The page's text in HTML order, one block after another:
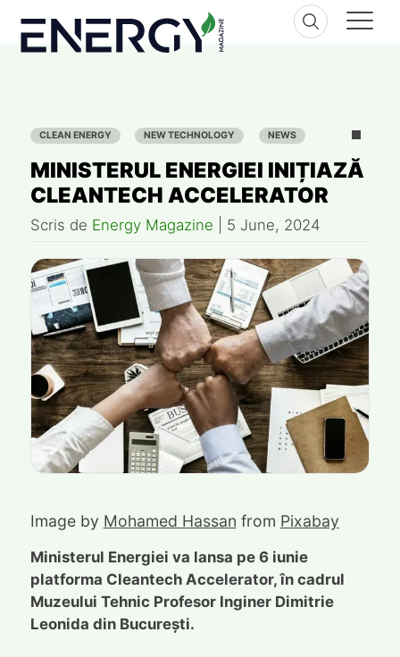
content
CLEAN ENERGY NEW TECHNOLOGY NEWS
MINISTERUL ENERGIEI INIȚIAZĂ
CLEANTECH ACCELERATOR
Scris de Energy Magazine 5 June, 2024
Image by Mohamed Hassan from Pixabay
Ministerul Energiei va lansa pe 6 iunie
platforma Cleantech Accelerator, în cadrul
Muzeului Tehnic Profesor Inginer Dimitrie
Leonida din București.